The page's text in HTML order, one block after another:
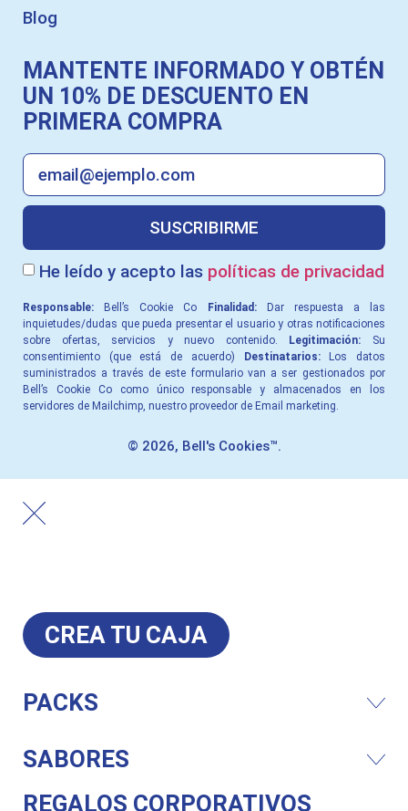
Blog
MANTENTE INFORMADO Y OBTÉN
UN 10% DE DESCUENTO EN
PRIMERA COMPRA
He leído y acepto las políticas de privacidad
SUSCRIBIRME
Responsable: Bell’s Cookie Co Finalidad:Dar respuesta a las
inquietudes/dudas que pueda presentar el usuario y otras notiﬁcaciones
sobre ofertas, servicios y nuevo contenido.
Legitimación: Su
consentimiento (que está de acuerdo) Destinatarios:Los datos
suministrados a través de este formulario van a ser gestionados por
Bell’s Cookie Co como único responsable y almacenados en los
servidores de Mailchimp, nuestro proveedor de Email marketing.
© 2026, Bell's Cookies™.
CREA TU CAJA
PACKS
SABORES
REGALOS CORPORATIVOS